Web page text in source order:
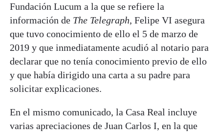
Fundación Lucum a la que se refiere la
información de The Telegraph, Felipe VI asegura
que tuvo conocimiento de ello el 5 de marzo de
2019 y que inmediatamente acudió al notario para
declarar que no tenía conocimiento previo de ello
y que había dirigido una carta a su padre para
solicitar explicaciones.
En el mismo comunicado, la Casa Real incluye
varias apreciaciones de Juan Carlos I, en la que